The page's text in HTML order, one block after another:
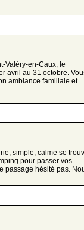
Valéry-en-Caux, le
avril au 31 octobre.
ambiance familiale et...
simple, calme se
pour passer vos
passage hésité pas.